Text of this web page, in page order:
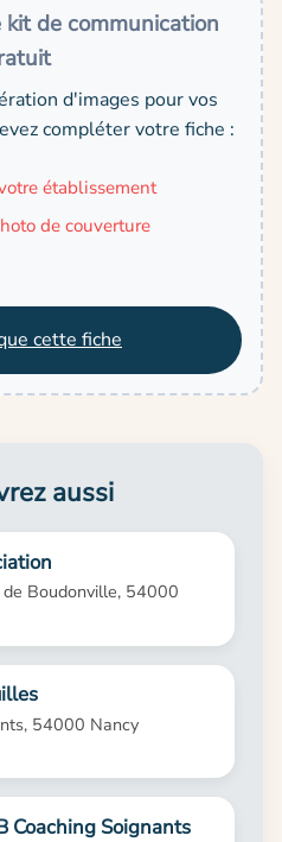
kit de communication
d'images pour vos
compléter votre fiche :
établissement
de couverture
cette fiche
aussi
Boudonville, 54000
54000 Nancy
Coaching Soignants